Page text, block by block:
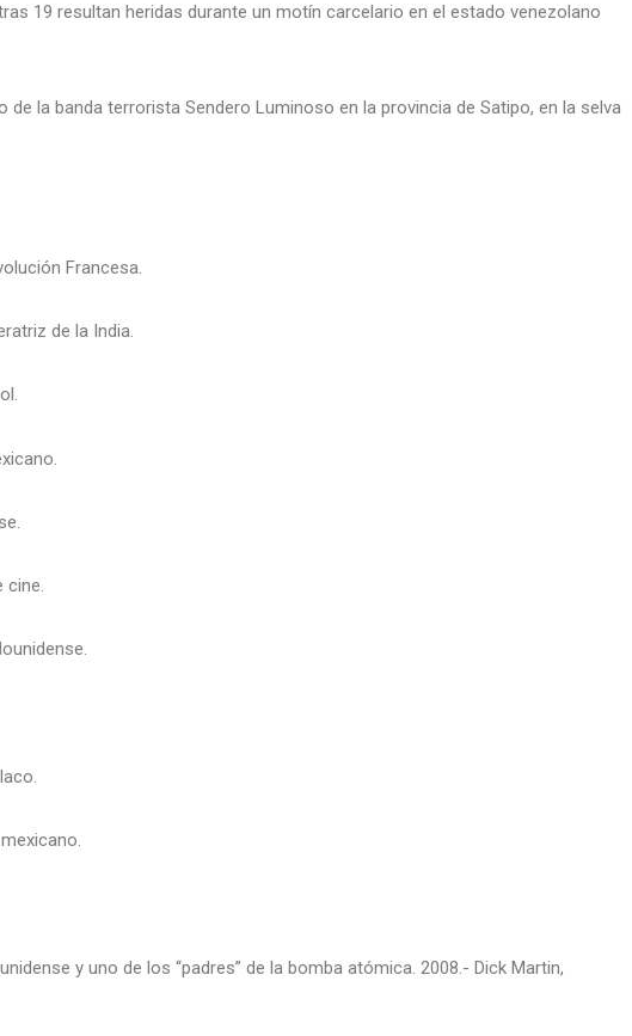
19 resultan heridas durante un motín carcelario en el estado venezolano
de la banda terrorista Sendero Luminoso en la provincia de Satipo, en la selva
Francesa.
de la India.
cine.
y uno de los “padres” de la bomba atómica. 2008.- Dick Martin,